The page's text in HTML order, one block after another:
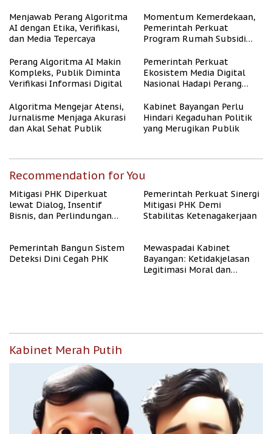
Menjawab Perang Algoritma
AI dengan Etika, Verifikasi,
dan Media Tepercaya
Momentum Kemerdekaan,
Pemerintah Perkuat
Program Rumah Subsidi
Berpenghasilan Rendah
Perang Algoritma AI Makin
Kompleks, Publik Diminta
Verifikasi Informasi Digital
Pemerintah Perkuat
Ekosistem Media Digital
Nasional Hadapi Perang
Algoritma Mengejar Atensi,
Jurnalisme Menjaga Akurasi
dan Akal Sehat Publik
Kabinet Bayangan Perlu
Hindari Kegaduhan Politik
yang Merugikan Publik
Recommendation for You
Mitigasi PHK Diperkuat
lewat Dialog, Insentif
Bisnis, dan Perlindungan
Pemerintah Perkuat Sinergi
Mitigasi PHK Demi
Stabilitas Ketenagakerjaan
Pemerintah Bangun Sistem
Deteksi Dini Cegah PHK
Mewaspadai Kabinet
Bayangan: Ketidakjelasan
Legitimasi Moral dan
Kabinet Merah Putih